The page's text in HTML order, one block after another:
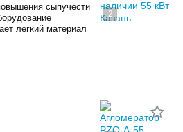
2
сыпучести
легкий материал